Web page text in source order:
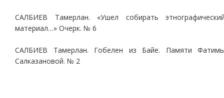
САЛБИЕВ Тамерлан. «Ушел собирать
материал…» Очерк. № 6
САЛБИЕВ Тамерлан. Гобелен из Байе. Памяти
Салказановой. № 2